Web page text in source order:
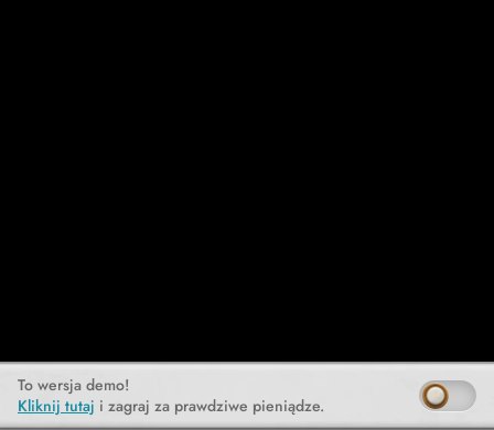
To wersja demo!
Kliknij tutaj i zagraj za prawdziwe pieniądze.